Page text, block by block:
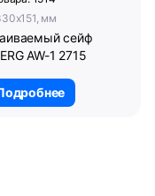
мм
сейф
AW-1 2715